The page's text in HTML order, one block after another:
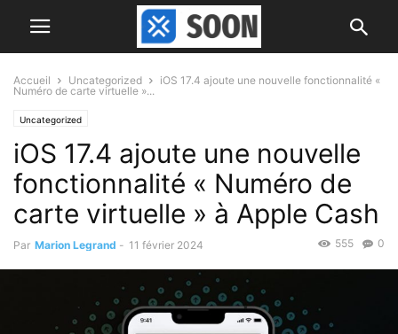
Accueil Uncategorized
iOS 17.4 ajoute une nouvelle fonctionnalité «
Numéro de carte virtuelle »...
Uncategorized
iOS 17.4 ajoute une nouvelle
fonctionnalité « Numéro de
carte virtuelle » à Apple Cash
Par Marion Legrand - 11 février 2024 0
555